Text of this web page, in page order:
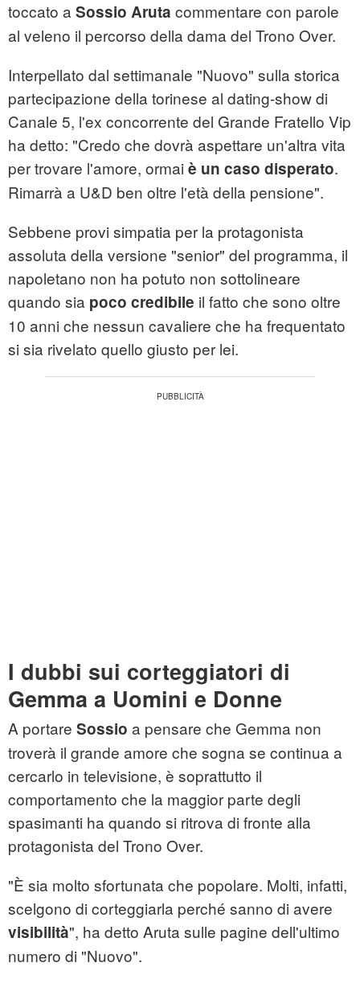
toccato a Sossio Aruta commentare con parole
al veleno il percorso della dama del Trono Over.
Interpellato dal settimanale "Nuovo" sulla storica
partecipazione della torinese al dating-show di
Canale 5, l'ex concorrente del Grande Fratello Vip
ha detto: "Credo che dovrà aspettare un'altra vita
per trovare l'amore, ormai è un caso disperato.
Rimarrà a U&D ben oltre l'età della pensione".
Sebbene provi simpatia per la protagonista
assoluta della versione "senior" del programma, il
napoletano non ha potuto non sottolineare
quando sia poco credibile il fatto che sono oltre
10 anni che nessun cavaliere che ha frequentato
si sia rivelato quello giusto per lei.
I dubbi sui corteggiatori di
Gemma a Uomini e Donne
A portare Sossio a pensare che Gemma non
troverà il grande amore che sogna se continua a
cercarlo in televisione, è soprattutto il
comportamento che la maggior parte degli
spasimanti ha quando si ritrova di fronte alla
protagonista del Trono Over.
"È sia molto sfortunata che popolare. Molti, infatti,
scelgono di corteggiarla perché sanno di avere
visibilità", ha detto Aruta sulle pagine dell'ultimo
numero di "Nuovo".